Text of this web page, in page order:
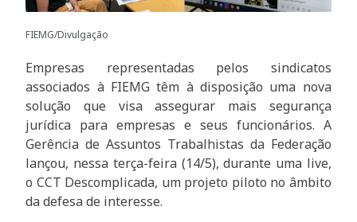
FIEMG/Divulgação
Empresas representadas pelos sindicatos
associados à FIEMG têm à disposição uma nova
solução que visa assegurar mais segurança
jurídica para empresas e seus funcionários. A
Gerência de Assuntos Trabalhistas da Federação
lançou, nessa terça-feira (14/5), durante uma live,
o CCT Descomplicada, um projeto piloto no âmbito
da defesa de interesse.